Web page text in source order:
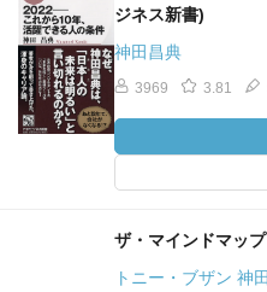
ジネス新書)
神田昌典
3969 3.81
ザ・マインドマップ
トニー・ブザン 神